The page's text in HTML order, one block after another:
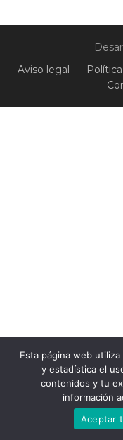
Aviso legal
Esta página web
y estadística el
contenidos y tu
información
Aceptar